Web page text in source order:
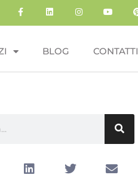
BLOG CONTATTI